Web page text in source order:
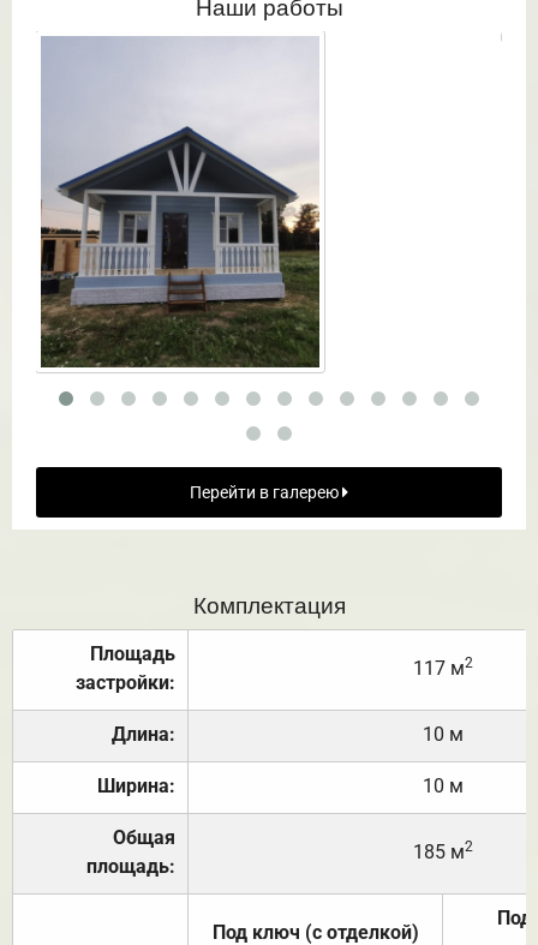
Перейти в галерею
Комплектация
Площадь
застройки:
117 м2
Длина: 10 м
Ширина: 10 м
Общая
площадь:
185 м2
Под ключ (с отделкой)
Под